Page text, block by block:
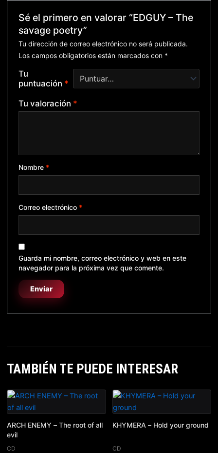
Sé el primero en valorar “EDGUY – The
savage poetry”
Tu dirección de correo electrónico no será publicada.
Los campos obligatorios están marcados con *
Tu
puntuación *
Tu valoración *
Nombre *
Correo electrónico *
Guarda mi nombre, correo electrónico y web en este
navegador para la próxima vez que comente.
TAMBIÉN TE PUEDE INTERESAR
ARCH ENEMY – The root of all
evil
CD
KHYMERA – Hold your ground
CD